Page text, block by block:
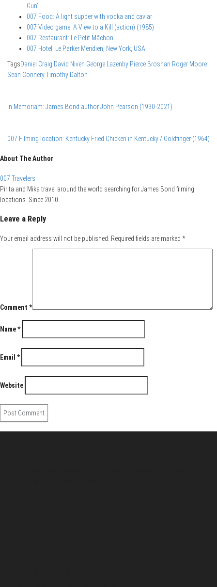
Gun”
007 Food: A light supper with vodka and caviar
007 Video game: A View to a Kill (action) (1985)
007 Restaurant: Le Petit Mâchon
007 Hotel: Le Parker Meridien, New York, USA
TagsDaniel Craig David Niven George Lazenby Pierce Brosnan Roger Moore
Sean ConneryTimothy Dalton
In Memoriam: James Bond author John Pearson (1930-2021)
007 Filming location: Kentucky Fried Chicken in Kentucky / Goldfinger (1964)
About The Author
007 Travelers
Pirita and Mika travel around the world searching for James Bond filming
locations. Since 2010.
Leave a Reply
Your email address will not be published. Required fields are marked *
Comment *
Name*
Email *
Website